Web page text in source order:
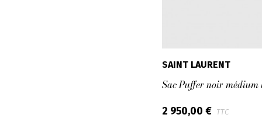
SAINT LAURENT
Sac Puffer noir médium
2 950,00 € TTC